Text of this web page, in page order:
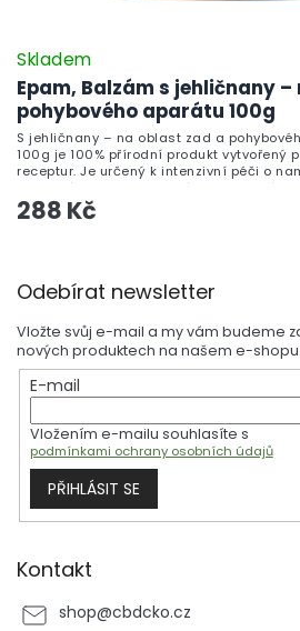
Epam, Balzám s jehličnany
pohybového aparátu 100g
Skladem
288 Kč
S jehličnany – na oblast zad a
100g je 100% přírodní produkt vytvořený
receptur. Je určený k intenzivní péči o
unavené svaly zad a celého pohybového
Odebírat newsletter
Vložte svůj e-mail a my vám budeme
nových produktech na našem e-shopu.
E-mail
Vložením e-mailu souhlasíte s
podmínkami ochrany osobních údajů
PŘIHLÁSIT SE
Kontakt
shop@cbdcko.cz